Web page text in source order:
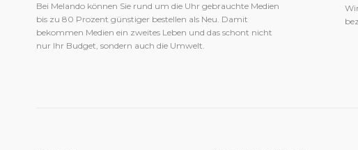
Bei Melando können Sie rund um die Uhr gebrauchte Medien
bis zu 80 Prozent günstiger bestellen als Neu. Damit
bekommen Medien ein zweites Leben und das schont nicht
nur Ihr Budget, sondern auch die Umwelt.